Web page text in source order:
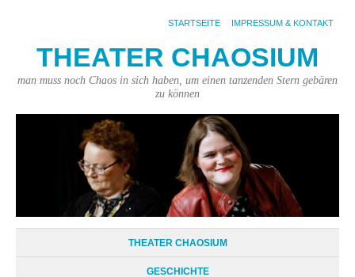
STARTSEITE IMPRESSUM & KONTAKT
THEATER CHAOSIUM
man muss noch Chaos in sich haben, um einen tanzenden Stern gebären
zu können
THEATER CHAOSIUM
GESCHICHTE